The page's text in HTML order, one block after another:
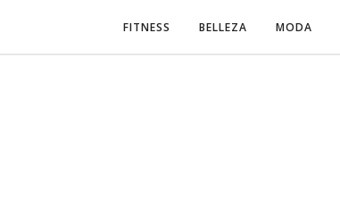
FITNESS BELLEZA MODA